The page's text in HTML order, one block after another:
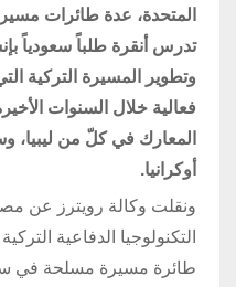
المتحدة، عدة طائرات
تدرس أنقرة طلباً سعودياً
وتطوير المسيرة التركية
فعالية خلال السنوات
المعارك في كلّ من ليبيا،
أوكرانيا.
ونقلت وكالة رويترز عن
طائرة مسيرة مسلحة في